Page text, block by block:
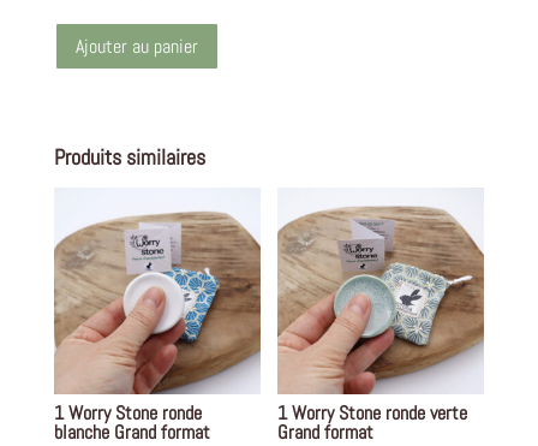
Ajouter au panier
Produits similaires
1 Worry Stone ronde
blanche Grand format
1 Worry Stone ronde verte
Grand format